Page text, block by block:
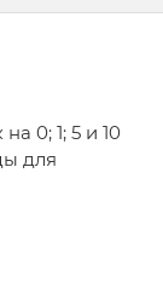
0; 1; 5 и 10
для